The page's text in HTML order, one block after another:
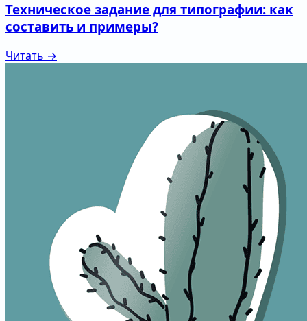
Техническое задание для типографии: как
составить и примеры?
Читать →